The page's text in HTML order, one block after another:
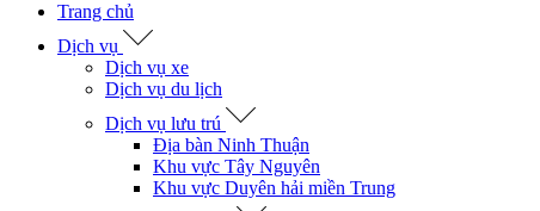
Trang chủ
Dịch vụ
Dịch vụ xe
Dịch vụ du lịch
Dịch vụ lưu trú
Địa bàn Ninh Thuận
Khu vực Tây Nguyên
Khu vực Duyên hải miền Trung